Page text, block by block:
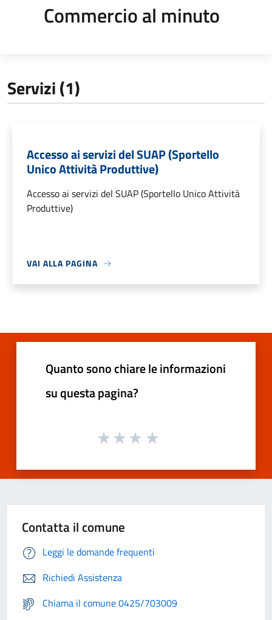
Commercio al minuto
Servizi (1)
Accesso ai servizi del SUAP (Sportello
Unico Attività Produttive)
Accesso ai servizi del SUAP (Sportello Unico Attività
Produttive)
VAI ALLA PAGINA
Quanto sono chiare le informazioni
su questa pagina?
Contatta il comune
Leggi le domande frequenti
Richiedi Assistenza
Chiama il comune 0425/703009